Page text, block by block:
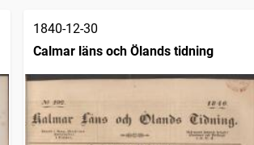
1840-12-30
Calmar läns och Ölands tidning